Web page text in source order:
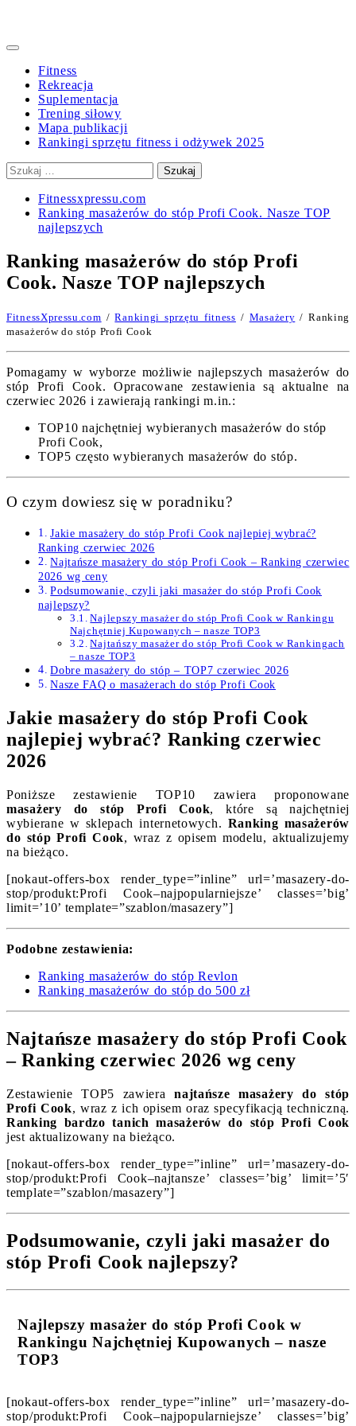
Primary
Fitness
Rekreacja
Suplementacja
Trening siłowy
Mapa publikacji
Rankingi sprzętu fitness i odżywek 2025
Szukaj:
Fitnessxpressu.com
Ranking masażerów do stóp Profi Cook. Nasze TOP
najlepszych
Ranking masażerów do stóp Profi
Cook. Nasze TOP najlepszych
FitnessXpressu.com /Rankingi sprzętu fitness / Masażery / Ranking
masażerów do stóp Profi Cook
Pomagamy w wyborze możliwie najlepszych masażerów do
stóp Profi Cook. Opracowane zestawienia są aktualne na
czerwiec 2026 i zawierają rankingi m.in.:
TOP10 najchętniej wybieranych masażerów do stóp
Profi Cook,
TOP5 często wybieranych masażerów do stóp.
O czym dowiesz się w poradniku?
Jakie masażery do stóp Profi Cook najlepiej wybrać?
Ranking czerwiec 2026
Najtańsze masażery do stóp Profi Cook – Ranking czerwiec
2026 wg ceny
Podsumowanie, czyli jaki masażer do stóp Profi Cook
najlepszy?
Najlepszy masażer do stóp Profi Cook w Rankingu
Najchętniej Kupowanych – nasze TOP3
Najtańszy masażer do stóp Profi Cook w Rankingach
– nasze TOP3
Dobre masażery do stóp – TOP7 czerwiec 2026
Nasze FAQ o masażerach do stóp Profi Cook
Jakie masażery do stóp Profi Cook
najlepiej wybrać? Ranking czerwiec
2026
Poniższe zestawienie TOP10 zawiera proponowane
masażery do stóp Profi Cook, które są najchętniej
wybierane w sklepach internetowych. Ranking masażerów
do stóp Profi Cook, wraz z opisem modelu, aktualizujemy
na bieżąco.
[nokaut-offers-box render_type=”inline” url=’masazery-do-
stop/produkt:Profi Cook–najpopularniejsze’ classes=’big’
limit=’10’ template=”szablon/masazery”]
Podobne zestawienia:
Ranking masażerów do stóp Revlon
Ranking masażerów do stóp do 500 zł
Najtańsze masażery do stóp Profi Cook
– Ranking czerwiec 2026 wg ceny
Zestawienie TOP5 zawieranajtańsze masażery do stóp
Profi Cook, wraz z ich opisem oraz specyfikacją techniczną.
Ranking bardzo tanich masażerów do stóp Profi Cook
jest aktualizowany na bieżąco.
[nokaut-offers-box render_type=”inline” url=’masazery-do-
stop/produkt:Profi Cook–najtansze’ classes=’big’ limit=’5′
template=”szablon/masazery”]
Podsumowanie, czyli jaki masażer do
stóp Profi Cook najlepszy?
Najlepszy masażer do stóp Profi Cook w
Rankingu Najchętniej Kupowanych – nasze
TOP3
[nokaut-offers-box render_type=”inline” url=’masazery-do-
stop/produkt:Profi Cook–najpopularniejsze’ classes=’big’